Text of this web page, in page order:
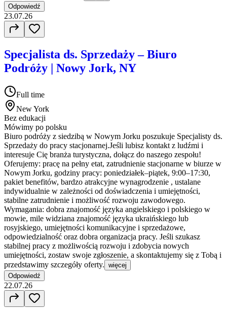
Odpowiedź
23.07.26
Specjalista ds. Sprzedaży – Biuro
Podróży | Nowy Jork, NY
Full time
New York
Bez edukacji
Mówimy po polsku
Biuro podróży z siedzibą w Nowym Jorku poszukuje Specjalisty ds.
Sprzedaży do pracy stacjonarnej.Jeśli lubisz kontakt z ludźmi i
interesuje Cię branża turystyczna, dołącz do naszego zespołu!
Oferujemy: pracę na pełny etat, zatrudnienie stacjonarne w biurze w
Nowym Jorku, godziny pracy: poniedziałek–piątek, 9:00–17:30,
pakiet benefitów, bardzo atrakcyjne wynagrodzenie , ustalane
indywidualnie w zależności od doświadczenia i umiejętności,
stabilne zatrudnienie i możliwość rozwoju zawodowego.
Wymagania: dobra znajomość języka angielskiego i polskiego w
mowie, mile widziana znajomość języka ukraińskiego lub
rosyjskiego, umiejętności komunikacyjne i sprzedażowe,
odpowiedzialność oraz dobra organizacja pracy. Jeśli szukasz
stabilnej pracy z możliwością rozwoju i zdobycia nowych
umiejętności, zostaw swoje zgłoszenie, a skontaktujemy się z Tobą i
przedstawimy szczegóły oferty. więcej
Odpowiedź
22.07.26